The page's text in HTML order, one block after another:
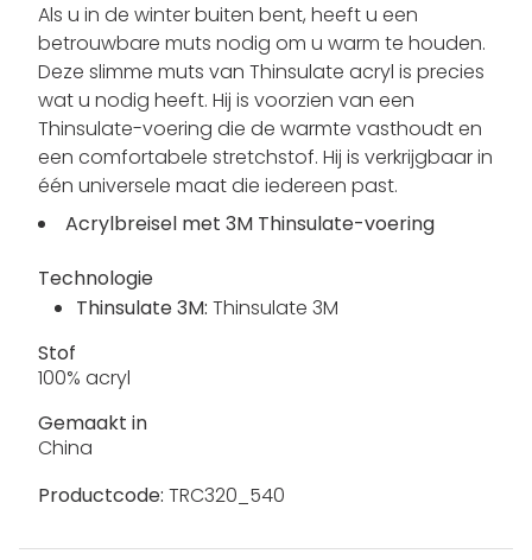
Als u in de winter buiten bent, heeft u een
betrouwbare muts nodig om u warm te houden.
Deze slimme muts van Thinsulate acryl is precies
wat u nodig heeft. Hij is voorzien van een
Thinsulate-voering die de warmte vasthoudt en
een comfortabele stretchstof. Hij is verkrijgbaar in
één universele maat die iedereen past.
Acrylbreisel met 3M Thinsulate-voering
Technologie
Thinsulate 3M: Thinsulate 3M
Stof
100% acryl
Gemaakt in
China
Productcode: TRC320_540